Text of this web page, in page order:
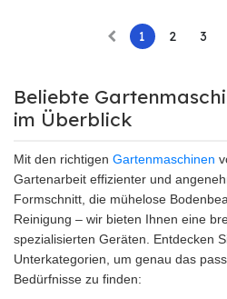
1 2 3
Beliebte
im Überblick
Mit den richtigen Gartenmaschinen
Gartenarbeit effizienter und
Formschnitt, die mühelose
Reinigung – wir bieten Ihnen eine
spezialisierten Geräten. Entdecken
Unterkategorien, um genau das
Bedürfnisse zu finden: